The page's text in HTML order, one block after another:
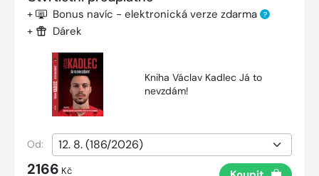
+ Bonus navíc - elektronická verze zdarma ?
+ Dárek
Kniha Václav Kadlec Já to
nevzdám!
Od:
2166 Kč